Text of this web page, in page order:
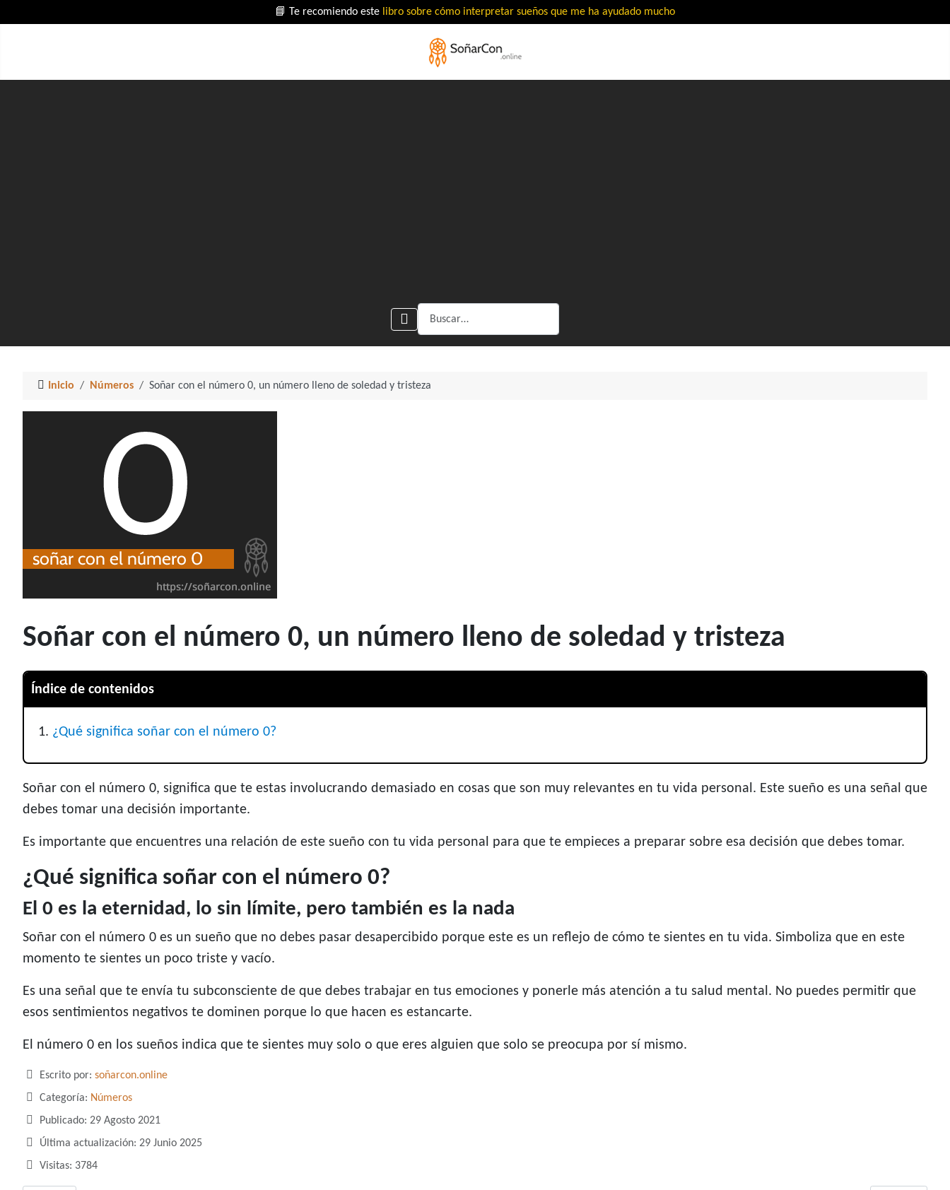
📘 Te recomiendo este libro sobre cómo interpretar sueños que me ha ayudado mucho
Buscar
Inicio Números Soñar con el número 0, un número lleno de soledad y tristeza
Soñar con el número 0, un número lleno de soledad y tristeza
Índice de contenidos
¿Qué significa soñar con el número 0?
Soñar con el número 0, significa que te estas involucrando demasiado en cosas que son muy relevantes en tu vida personal. Este sueño es una señal que
debes tomar una decisión importante.
Es importante que encuentres una relación de este sueño con tu vida personal para que te empieces a preparar sobre esa decisión que debes tomar.
¿Qué significa soñar con el número 0?
El 0 es la eternidad, lo sin límite, pero también es la nada
Soñar con el número 0 es un sueño que no debes pasar desapercibido porque este es un reflejo de cómo te sientes en tu vida. Simboliza que en este
momento te sientes un poco triste y vacío.
Es una señal que te envía tu subconsciente de que debes trabajar en tus emociones y ponerle más atención a tu salud mental. No puedes permitir que
esos sentimientos negativos te dominen porque lo que hacen es estancarte.
El número 0 en los sueños indica que te sientes muy solo o que eres alguien que solo se preocupa por sí mismo.
Detalles
Escrito por: soñarcon.online
Categoría: Números
Publicado: 29 Agosto 2021
Última actualización: 29 Junio 2025
Visitas: 3784